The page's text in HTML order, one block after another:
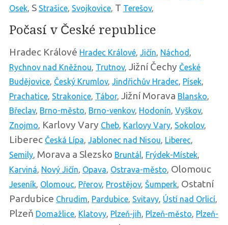
Osek, S Strašice, Svojkovice, T Terešov,
Počasí v České republice
Hradec Králové Hradec Králové, Jičín, Náchod ,
Rychnov nad Kněžnou, Trutnov, Jižní Čechy České
Budějovice, Český Krumlov, Jindřichův Hradec, Písek,
Prachatice, Strakonice, Tábor, Jižní Morava Blansko,
Břeclav, Brno-město, Brno-venkov, Hodonín, Vyškov,
Znojmo, Karlovy Vary Cheb, Karlovy Vary, Sokolov,
Liberec Česká Lípa, Jablonec nad Nisou, Liberec,
Semily, Morava a Slezsko Bruntál, Frýdek-Místek,
Karviná, Nový Jičín, Opava, Ostrava-město, Olomouc
Jeseník, Olomouc, Přerov, Prostějov, Šumperk, Ostatní
Pardubice Chrudim, Pardubice, Svitavy, Ústí nad Orlicí,
Plzeň Domažlice, Klatovy, Plzeň-jih, Plzeň-město, Plzeň-